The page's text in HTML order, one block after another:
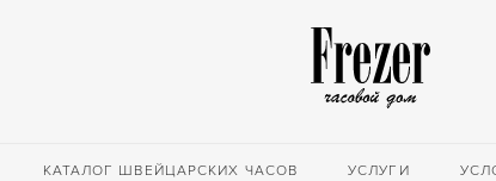
КАТАЛОГ ШВЕЙЦАРСКИХ ЧАСОВ УСЛУГИ